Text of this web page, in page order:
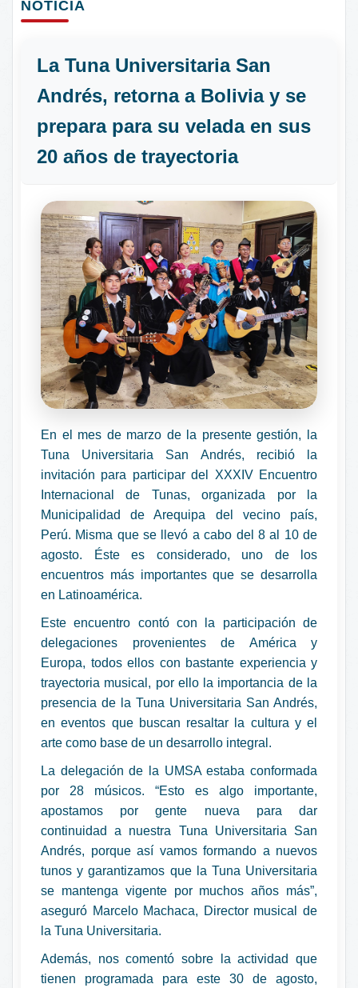
NOTICIA
La Tuna Universitaria San
Andrés, retorna a Bolivia y se
prepara para su velada en sus
20 años de trayectoria
En el mes de marzo de la presente gestión, la
Tuna Universitaria San Andrés, recibió la
invitación para participar del XXXIV Encuentro
Internacional de Tunas, organizada por la
Municipalidad de Arequipa del vecino país,
Perú. Misma que se llevó a cabo del 8 al 10 de
agosto. Éste es considerado, uno de los
encuentros más importantes que se desarrolla
en Latinoamérica.
Este encuentro contó con la participación de
delegaciones provenientes de América y
Europa, todos ellos con bastante experiencia y
trayectoria musical, por ello la importancia de la
presencia de la Tuna Universitaria San Andrés,
en eventos que buscan resaltar la cultura y el
arte como base de un desarrollo integral.
La delegación de la UMSA estaba conformada
por 28 músicos. “Esto es algo importante,
apostamos por gente nueva para dar
continuidad a nuestra Tuna Universitaria San
Andrés, porque así vamos formando a nuevos
tunos y garantizamos que la Tuna Universitaria
se mantenga vigente por muchos años más”,
aseguró Marcelo Machaca, Director musical de
la Tuna Universitaria.
Además, nos comentó sobre la actividad que
tienen programada para este 30 de agosto,